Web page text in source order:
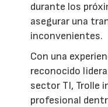
durante los
asegurar una
inconvenientes.
Con una
reconocido
sector TI, Trolle
profesional